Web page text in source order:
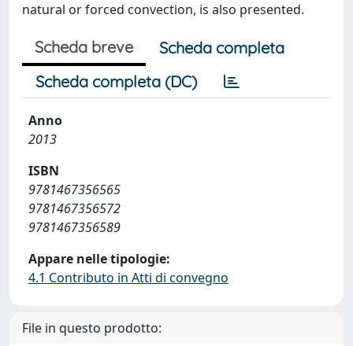
natural or forced convection, is also presented.
Scheda breve
Scheda completa
Scheda completa (DC)
Anno
2013
ISBN
9781467356565
9781467356572
9781467356589
Appare nelle tipologie:
4.1 Contributo in Atti di convegno
File in questo prodotto: